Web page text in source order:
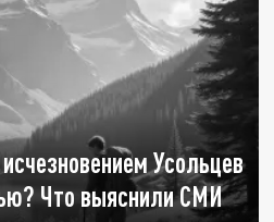
Усольцев
Что выяснили СМИ